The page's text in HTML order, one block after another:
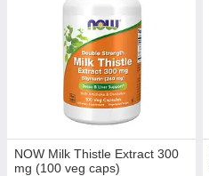
NOW Milk Thistle Extract 300
mg (100 veg caps)